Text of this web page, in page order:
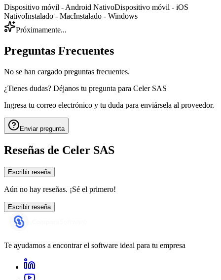
Dispositivo móvil - Android NativoDispositivo móvil - iOS
NativoInstalado - MacInstalado - Windows
Próximamente...
Preguntas Frecuentes
No se han cargado preguntas frecuentes.
¿Tienes dudas? Déjanos tu pregunta para Celer SAS
Ingresa tu correo electrónico y tu duda para enviársela al proveedor.
Enviar pregunta
Reseñas de Celer SAS
Escribir reseña
Aún no hay reseñas. ¡Sé el primero!
Escribir reseña
Te ayudamos a encontrar el software ideal para tu empresa